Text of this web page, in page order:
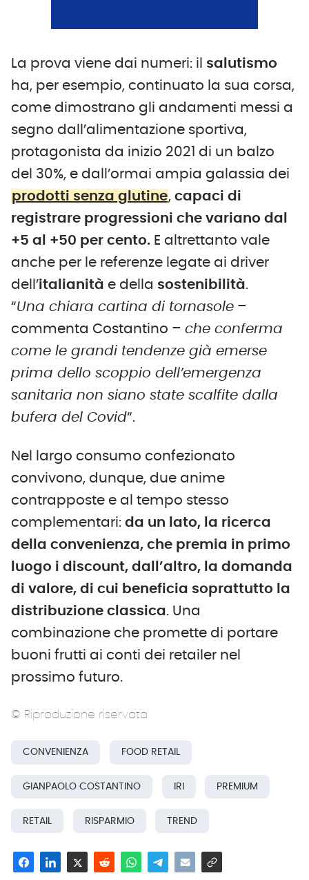
La prova viene dai numeri: il salutismo
ha, per esempio, continuato la sua corsa,
come dimostrano gli andamenti messi a
segno dall’alimentazione sportiva,
protagonista da inizio 2021 di un balzo
del 30%, e dall’ormai ampia galassia dei
prodotti senza glutine,capaci di
registrare progressioni che variano dal
+5 al +50 per cento. E altrettanto vale
anche per le referenze legate ai driver
dell’italianità e della sostenibilità.
“Una chiara cartina di tornasole –
commenta Costantino – che conferma
come le grandi tendenze già emerse
prima dello scoppio dell’emergenza
sanitaria non siano state scalfite dalla
bufera del Covid“.
Nel largo consumo confezionato
convivono, dunque, due anime
contrapposte e al tempo stesso
complementari: da un lato, la ricerca
della convenienza, che premia in primo
luogo i discount, dall’altro, la domanda
di valore, di cui beneficia soprattutto la
distribuzione classica. Una
combinazione che promette di portare
buoni frutti ai conti dei retailer nel
prossimo futuro.
© Riproduzione riservata
CONVENIENZA FOOD RETAIL
GIANPAOLO COSTANTINO IRI PREMIUM
RETAIL RISPARMIO TREND